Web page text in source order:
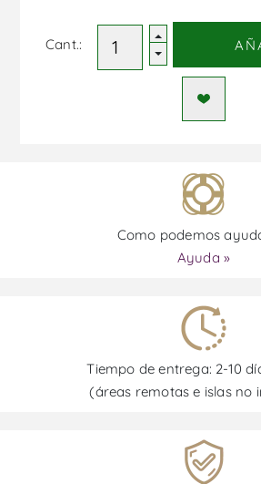
Cant.:
Como podemos
Ayuda »
Tiempo de entrega: 2-10
(áreas remotas e islas no